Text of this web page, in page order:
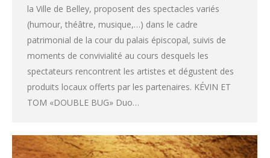
la Ville de Belley, proposent des spectacles variés
(humour, théâtre, musique,…) dans le cadre
patrimonial de la cour du palais épiscopal, suivis de
moments de convivialité au cours desquels les
spectateurs rencontrent les artistes et dégustent des
produits locaux offerts par les partenaires. KÉVIN ET
TOM «DOUBLE BUG» Duo…